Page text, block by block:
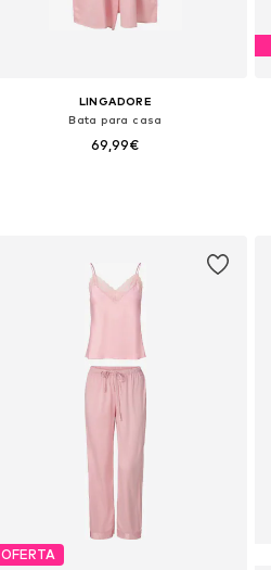
LINGADORE
Bata para casa
69,99€
OFERTA